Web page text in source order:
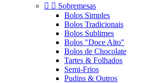
  Sobremesas
Bolos Simples
Bolos Tradicionais
Bolos Sublimes
Bolos "Doce Alto"
Bolos de Chocolate
Tartes & Folhados
Semi-Frios
Pudins & Outros